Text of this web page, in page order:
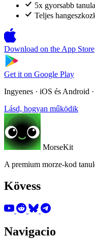
5x gyorsabb
Teljes
Download on the App Store
Get it on Google Play
Ingyenes · iOS és Android
Lásd, hogyan működik
MorseKit
A premium morze-kod
Kövess
Navigacio